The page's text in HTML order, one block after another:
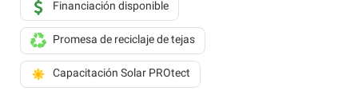
Financiación disponible
Promesa de reciclaje de tejas
Capacitación Solar PROtect